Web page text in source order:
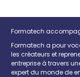
Formatech
Formatech a pour
les créateurs et
entreprise à travers
expert du monde de